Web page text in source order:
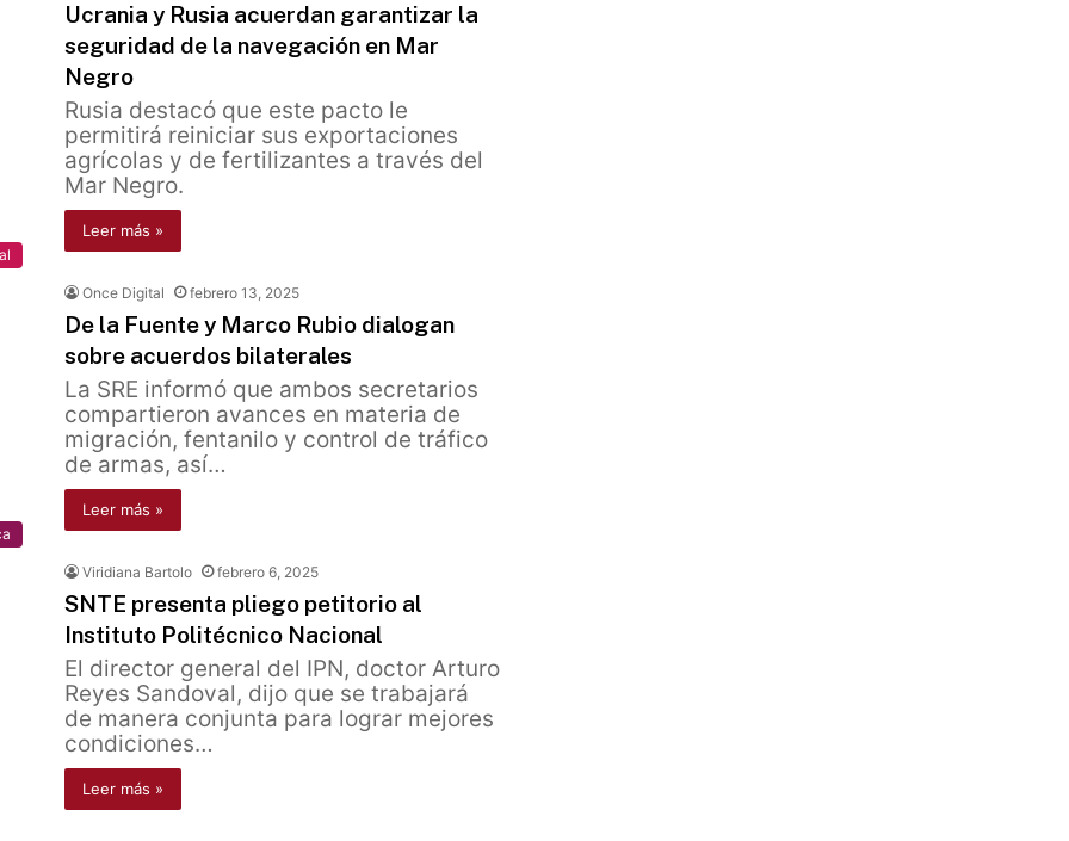
Ucrania y Rusia acuerdan garantizar la
seguridad de la navegación en Mar
Negro
Rusia destacó que este pacto le
permitirá reiniciar sus exportaciones
agrícolas y de fertilizantes a través del
Mar Negro.
Leer más »
Once Digital febrero 13, 2025
De la Fuente y Marco Rubio dialogan
sobre acuerdos bilaterales
La SRE informó que ambos secretarios
compartieron avances en materia de
migración, fentanilo y control de tráfico
de armas, así…
Leer más »
Viridiana Bartolo febrero 6, 2025
SNTE presenta pliego petitorio al
Instituto Politécnico Nacional
El director general del IPN, doctor Arturo
Reyes Sandoval, dijo que se trabajará
de manera conjunta para lograr mejores
condiciones…
Leer más »